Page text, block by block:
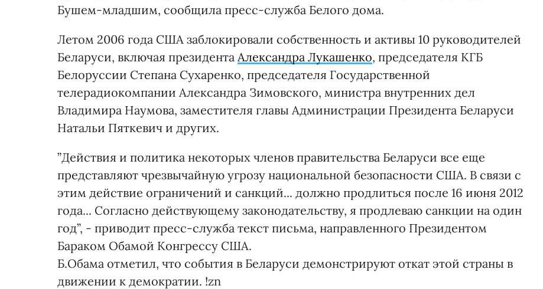
Бушем-младшим, сообщила пресс-служба Белого дома.
Летом 2006 года США заблокировали собственность и активы 10 руководителей
Беларуси, включая президента Александра Лукашенко, председателя КГБ
Белоруссии Степана Сухаренко, председателя Государственной
телерадиокомпании Александра Зимовского, министра внутренних дел
Владимира Наумова, заместителя главы Администрации Президента Беларуси
Натальи Пяткевич и других.
”Действия и политика некоторых членов правительства Беларуси все еще
представляют чрезвычайную угрозу национальной безопасности США. В связи с
этим действие ограничений и санкций... должно продлиться после 16 июня 2012
года... Согласно действующему законодательству, я продлеваю санкции на один
год”, - приводит пресс-служба текст письма, направленного Президентом
Бараком Обамой Конгрессу США.
Б.Обама отметил, что события в Беларуси демонстрируют откат этой страны в
движении к демократии. !zn